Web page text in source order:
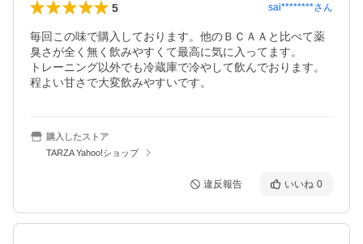
5 sai********さん
毎回この味で購入しております。他のＢＣＡＡと比べて薬
臭さが全く無く飲みやすくて最高に気に入ってます。
トレーニング以外でも冷蔵庫で冷やして飲んでおります。
購入したストア
TARZA Yahoo!ショップ
違反報告 いいね 0